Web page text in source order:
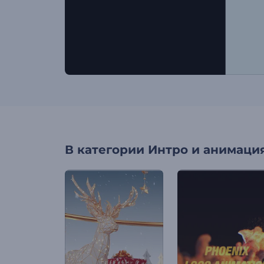
В категории Интро и